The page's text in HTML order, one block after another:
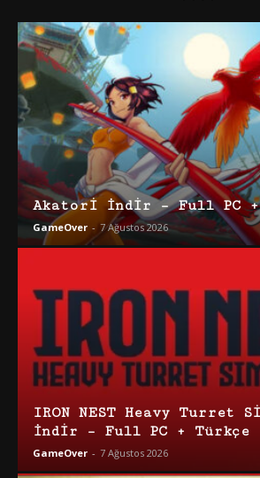
Akatori İndir – Full PC +
GameOver - 7 Ağustos 2026
IRON NEST Heavy Turret
İndir – Full PC + Türkçe
GameOver - 7 Ağustos 2026